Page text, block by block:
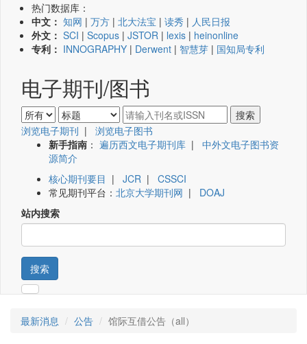
热门数据库：
中文： 知网 | 万方 | 北大法宝 | 读秀 | 人民日报
外文： SCI | Scopus | JSTOR | lexis | heinonline
专利： INNOGRAPHY | Derwent | 智慧芽 | 国知局专利
电子期刊/图书
浏览电子期刊 | 浏览电子图书
新手指南 ： 遍历西文电子期刊库 | 中外文电子图书资
源简介
核心期刊要目 | JCR | CSSCI
常见期刊平台： 北京大学期刊网 | DOAJ
站内搜索
搜索
最新消息 公告 馆际互借公告（all）